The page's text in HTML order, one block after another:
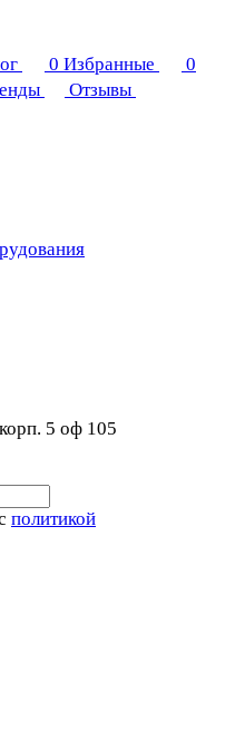
0 Избранные
0
Отзывы
5 оф 105
политикой